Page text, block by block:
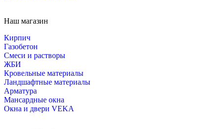
Наш магазин
Кирпич
Газобетон
Cмеси и растворы
ЖБИ
Кровельные материалы
Ландшафтные материалы
Арматура
Мансардные окна
Окна и двери VEKA